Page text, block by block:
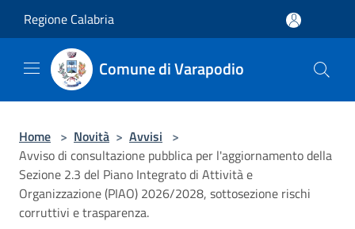
Regione Calabria
Comune di Varapodio
Home > Novità > Avvisi >
Avviso di consultazione pubblica per l'aggiornamento della
Sezione 2.3 del Piano Integrato di Attività e
Organizzazione (PIAO) 2026/2028, sottosezione rischi
corruttivi e trasparenza.